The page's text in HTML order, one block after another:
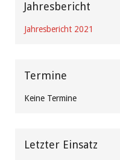
Jahresbericht
Jahresbericht 2021
Termine
Keine Termine
Letzter Einsatz